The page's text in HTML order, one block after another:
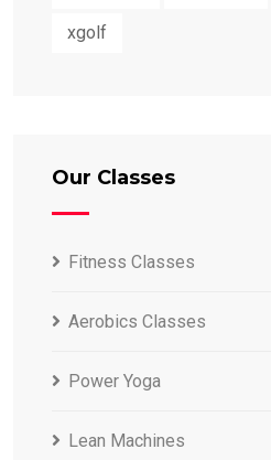
xgolf
Our Classes
Fitness Classes
Aerobics Classes
Power Yoga
Lean Machines